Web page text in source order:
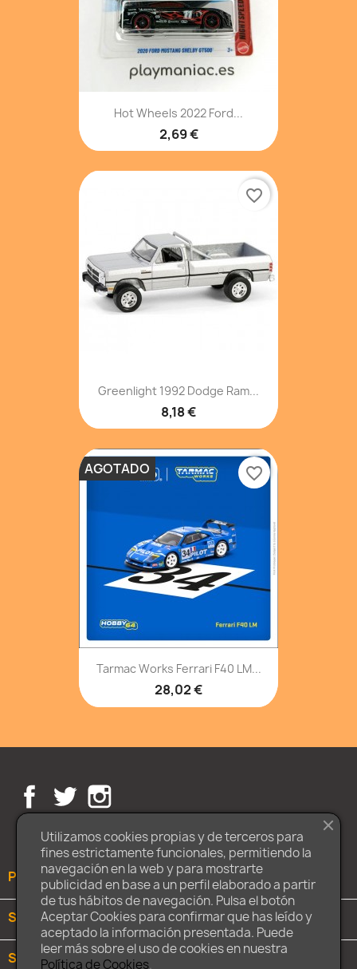
Hot Wheels 2022 Ford...
2,69 €
Greenlight 1992 Dodge Ram...
8,18 €
favorite_border
Tarmac Works Ferrari F40 LM...
28,02 €
AGOTADO favorite_border
Facebook
Twitter
PRODUCTOS
SOBRE NOSOTROS
SU CUENTA
Utilizamos cookies propias y de terceros para
fines estrictamente funcionales, permitiendo la
navegación en la web y para mostrarte
publicidad en base a un perfil elaborado a partir
de tus hábitos de navegación. Pulsa el botón
Aceptar Cookies para confirmar que has leído y
aceptado la información presentada. Puede
leer más sobre el uso de cookies en nuestra
Política de Cookies.